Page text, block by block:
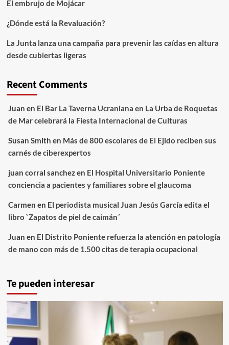
El embrujo de Mojácar
¿Dónde está la Revaluación?
La Junta lanza una campaña para prevenir las caídas en altura
desde cubiertas ligeras
Recent Comments
Juan en El Bar La Taverna Ucraniana en La Urba de Roquetas
de Mar celebrará la Fiesta Internacional de Culturas
Susan Smith en Más de 800 escolares de El Ejido reciben sus
carnés de ciberexpertos
juan corral sanchezen El Hospital Universitario Poniente
conciencia a pacientes y familiares sobre el glaucoma
Carmen en El periodista musical Juan Jesús García edita el
libro `Zapatos de piel de caimán´
Juan en El Distrito Poniente refuerza la atención en patología
de mano con más de 1.500 citas de terapia ocupacional
Te pueden interesar